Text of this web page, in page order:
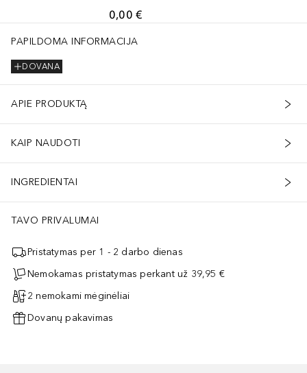
0,00 €
PAPILDOMA INFORMACIJA
DOVANA
APIE PRODUKTĄ
KAIP NAUDOTI
INGREDIENTAI
TAVO PRIVALUMAI
Pristatymas per 1 - 2 darbo dienas
Nemokamas pristatymas perkant už 39,95 €
2 nemokami mėginėliai
Dovanų pakavimas